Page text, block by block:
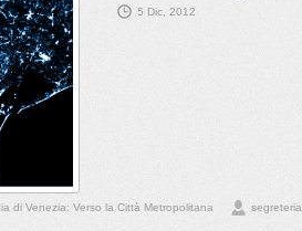
5 Dic, 2012
di Venezia: Verso la Città Metropolitana segreteria